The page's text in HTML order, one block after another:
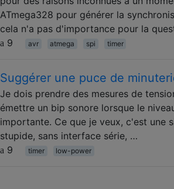
ATmega328 pour générer la
cela n'a pas d'importance pour la
9
avr atmega spi timer
Suggérer une puce de
Je dois prendre des mesures de
émettre un bip sonore lorsque le
importante. Ce que je veux, c'est une
stupide, sans interface série, …
9
timer low-power